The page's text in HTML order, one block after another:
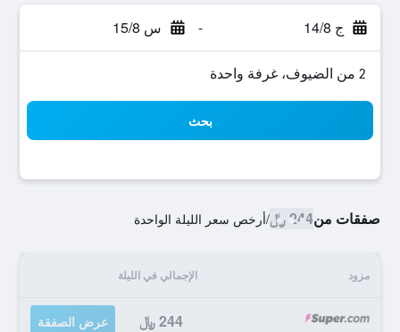
ج 14/8 - س 15/8
2 من الضيوف، غرفة واحدة
بحث
صفقات من244 ﷼ /أرخص سعر الليلة الواحدة
مزود الإجمالي في الليلة
244 ﷼ عرض الصفقة